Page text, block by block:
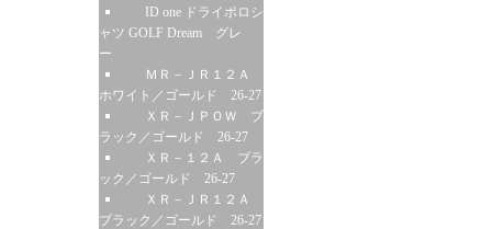
ID one ドライポロシ
ャツ GOLF Dream グレ
ー
ＭＲ－ＪＲ１２Ａ
ホワイト／ゴールド 26-27
ＸＲ－ＪＰＯＷ ブ
ラック／ゴールド 26-27
ＸＲ－１２Ａ ブラ
ック／ゴールド 26-27
ＸＲ－ＪＲ１２Ａ
ブラック／ゴールド 26-27